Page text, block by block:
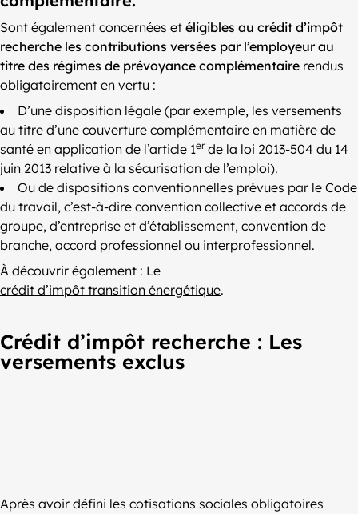
Sont également concernées et éligibles au crédit d’impôt
recherche les contributions versées par l’employeur au
titre des régimes de prévoyance complémentaire rendus
obligatoirement en vertu :
D’une disposition légale (par exemple, les versements
au titre d’une couverture complémentaire en matière de
santé en application de l’article 1erde la loi 2013-504 du 14
juin 2013 relative à la sécurisation de l’emploi).
Ou de dispositions conventionnelles prévues par le Code
du travail, c’est-à-dire convention collective et accords de
groupe, d’entreprise et d’établissement, convention de
branche, accord professionnel ou interprofessionnel.
À découvrir également : Le
crédit d’impôt transition énergétique.
Crédit d’impôt recherche : Les
versements exclus
Après avoir défini les cotisations sociales obligatoires